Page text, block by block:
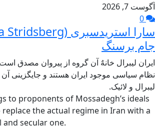
آگوست 7, 2026
جام برسنگ
ایران لیبرال خانهٌ آن گروه از پیروان مصدق
نظام سیاسی موجود ایران هستند و جایگزینی آن
لیبرال و لائیک.
to proponents of Mossadegh’s ideals
the actual regime in Iran with a
secular one.